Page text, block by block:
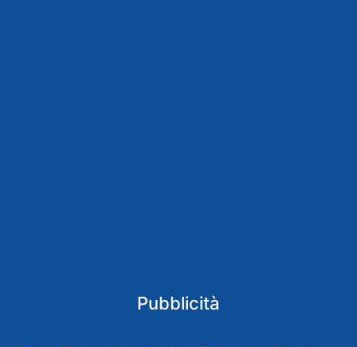
Pubblicità